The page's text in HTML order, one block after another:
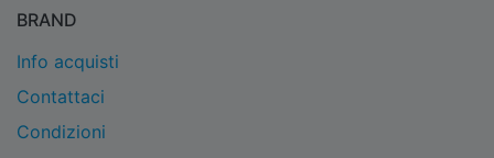
BRAND
Info acquisti
Contattaci
Condizioni